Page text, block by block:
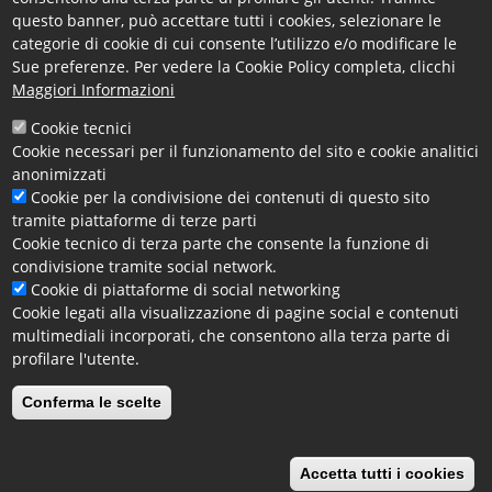
europeo che possa essere di riferimento per tutti gli
operatori del settore.
Interverranno importanti rappresentanti delle
istituzioni e del mondo imprenditoriale.
Per conoscere ilprogramma completodel
convegno consultare la
allegati di questa pagina.
PER REGISTRARSI SCRIVERE
A:unicircular@unicircular.org
Riferimento:Fabio Eboli(mail: fabio.eboli@enea.it)
questo banner, può accettare tutti i cookies, selezionare le
categorie di cookie di cui consente l’utilizzo e/o modificare le
Sue preferenze. Per vedere la Cookie Policy completa, clicchi
Maggiori Informazioni
Cookie tecnici
Cookie necessari per il funzionamento del sito e cookie analitici
anonimizzati
Cookie per la condivisione dei contenuti di questo sito
tramite piattaforme di terze parti
Cookie tecnico di terza parte che consente la funzione di
condivisione tramite social network.
Cookie di piattaforme di social networking
Cookie legati alla visualizzazione di pagine social e contenuti
multimediali incorporati, che consentono alla terza parte di
profilare l'utente.
Conferma le scelte
Accetta tutti i cookies